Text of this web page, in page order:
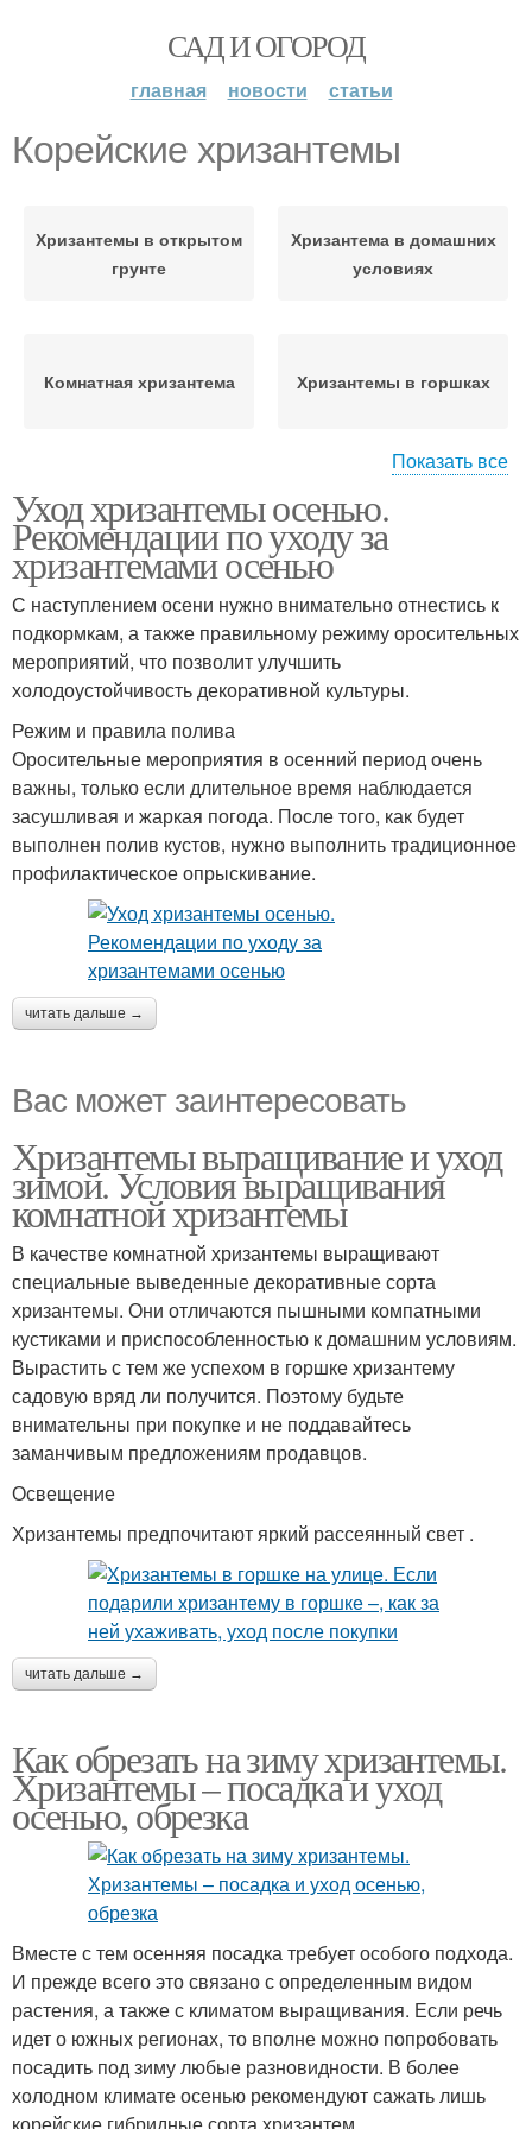
САД И ОГОРОД
главная новости статьи
Корейские хризантемы
Хризантемы в открытом
грунте
Хризантема в домашних
условиях
Комнатная хризантема Хризантемы в горшках
Хризантемы из горшка
Показать все
Уход хризантемы осенью.
Рекомендации по уходу за
хризантемами осенью
С наступлением осени нужно внимательно отнестись к
подкормкам, а также правильному режиму оросительных
мероприятий, что позволит улучшить
холодоустойчивость декоративной культуры.
Режим и правила полива
Оросительные мероприятия в осенний период очень
важны, только если длительное время наблюдается
засушливая и жаркая погода. После того, как будет
выполнен полив кустов, нужно выполнить традиционное
профилактическое опрыскивание.
читать дальше →
Вас может заинтересовать
Хризантемы выращивание и уход
зимой. Условия выращивания
комнатной хризантемы
В качестве комнатной хризантемы выращивают
специальные выведенные декоративные сорта
хризантемы. Они отличаются пышными компатными
кустиками и приспособленностью к домашним условиям.
Вырастить с тем же успехом в горшке хризантему
садовую вряд ли получится. Поэтому будьте
внимательны при покупке и не поддавайтесь
заманчивым предложениям продавцов.
Освещение
Хризантемы предпочитают яркий рассеянный свет .
читать дальше →
Как обрезать на зиму хризантемы.
Хризантемы – посадка и уход
осенью, обрезка
Вместе с тем осенняя посадка требует особого подхода.
И прежде всего это связано с определенным видом
растения, а также с климатом выращивания. Если речь
идет о южных регионах, то вполне можно попробовать
посадить под зиму любые разновидности. В более
холодном климате осенью рекомендуют сажать лишь